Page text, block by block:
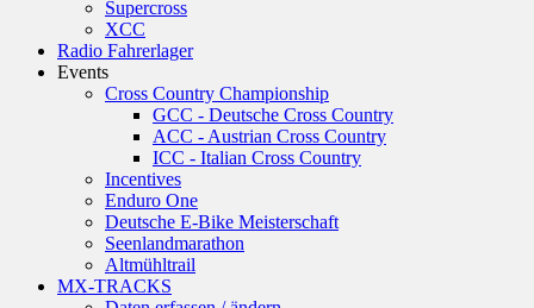
Supercross
XCC
Radio Fahrerlager
Events
Cross Country Championship
GCC - Deutsche Cross Country
ACC - Austrian Cross Country
ICC - Italian Cross Country
Incentives
Enduro One
Deutsche E-Bike Meisterschaft
Seenlandmarathon
Altmühltrail
MX-TRACKS